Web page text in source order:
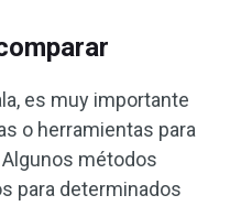
es muy importante
o herramientas para
métodos
para determinados